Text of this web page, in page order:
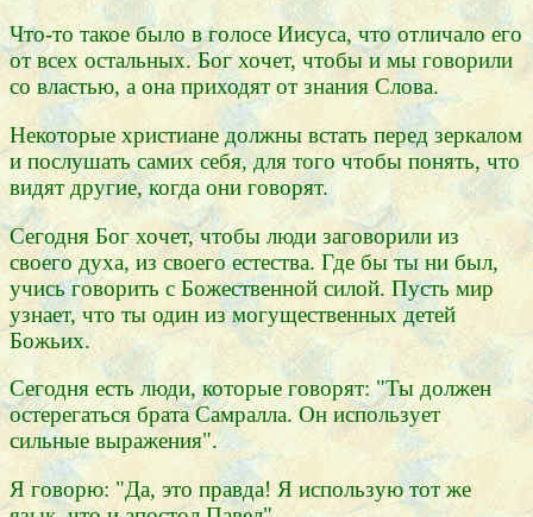
Что-то такое было в голосе Иисуса, что отличало его
от всех остальных. Бог хочет, чтобы и мы говорили
со властью, а она приходят от знания Слова.
Некоторые христиане должны встать перед зеркалом
и послушать самих себя, для того чтобы понять, что
видят другие, когда они говорят.
Сегодня Бог хочет, чтобы люди заговорили из
своего духа, из своего естества. Где бы ты ни был,
учись говорить с Божественной силой. Пусть мир
узнает, что ты один из могущественных детей
Божьих.
Сегодня есть люди, которые говорят: "Ты должен
остерегаться брата Самралла. Он использует
сильные выражения".
Я говорю: "Да, это правда! Я использую тот же